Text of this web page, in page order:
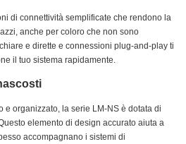
di connettività semplificate che rendono la
anche per coloro che non sono
e dirette e connessioni plug-and-play ti
il tuo sistema rapidamente.
e organizzato, la serie LM-NS è dotata di
elemento di design accurato aiuta a
accompagnano i sistemi di